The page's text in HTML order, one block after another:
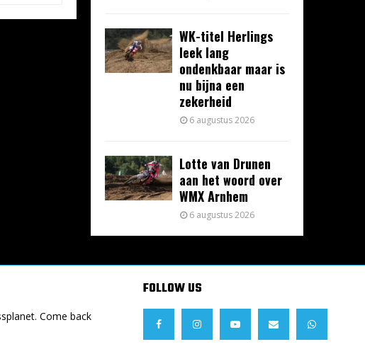
WK-titel Herlings
leek lang
ondenkbaar maar is
nu bijna een
zekerheid
6 augustus 2026
Lotte van Drunen
aan het woord over
WMX Arnhem
6 augustus 2026
Come back
FOLLOW US